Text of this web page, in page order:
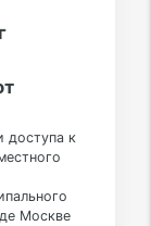
доступа к
Москве